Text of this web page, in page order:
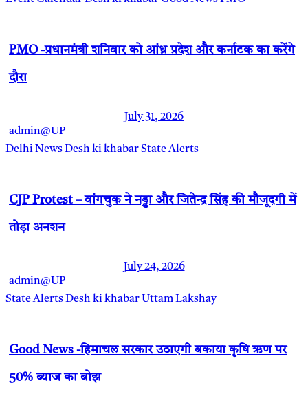
PMO -प्रधानमंत्री शनिवार को आंध्र प्रदेश और कर्नाटक का करेंगे
दौरा
July 31, 2026
admin@UP
Delhi NewsDesh ki khabarState Alerts
CJP Protest – वांगचुक ने नड्डा और जितेन्द्र सिंह की मौजूदगी में
तोड़ा अनशन
July 24, 2026
admin@UP
State AlertsDesh ki khabar Uttam Lakshay
Good News -हिमाचल सरकार उठाएगी बकाया कृषि ऋण पर
50% ब्याज का बोझ